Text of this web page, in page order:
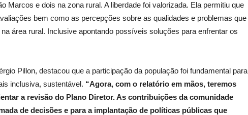
Marcos e dois na zona rural. A liberdade foi valorizada. Ela permitiu que
bem como as percepções sobre as qualidades e problemas que
área rural. Inclusive apontando possíveis soluções para enfrentar os
Pillon, destacou que a participação da população foi fundamental para
inclusiva, sustentável. “Agora, com o relatório em mãos, teremos
a revisão do Plano Diretor. As contribuições da comunidade
de decisões e para a implantação de políticas públicas que